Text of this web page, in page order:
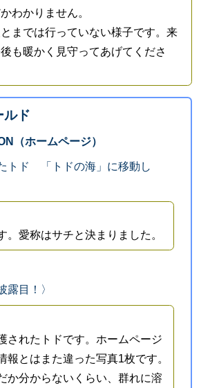
わかりません。
までは行っていない様子です。来
も暖かく見守ってあげてくださ
ルド
（ホームページ）
トド 「トドの海」に移動し
。愛称はサチと決まりました。
露目！〉
されたトドです。ホームページ
報とはまた違った写真1枚です。
か分からないくらい、群れに溶